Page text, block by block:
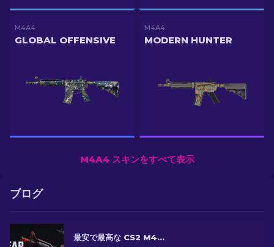
M4A4
GLOBAL OFFENSIVE
M4A4
MODERN HUNTER
M4A4 スキンをすべて表示
ブログ
最安で最高な CS2 M4A4 スキン [2026]